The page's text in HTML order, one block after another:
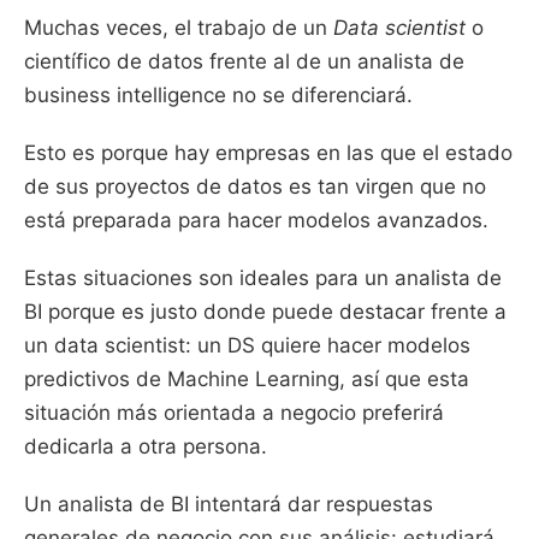
Muchas veces, el trabajo de un Data scientist o
científico de datos frente al de un analista de
business intelligence no se diferenciará.
Esto es porque hay empresas en las que el estado
de sus proyectos de datos es tan virgen que no
está preparada para hacer modelos avanzados.
Estas situaciones son ideales para un analista de
BI porque es justo donde puede destacar frente a
un data scientist: un DS quiere hacer modelos
predictivos de Machine Learning, así que esta
situación más orientada a negocio preferirá
dedicarla a otra persona.
Un analista de BI intentará dar respuestas